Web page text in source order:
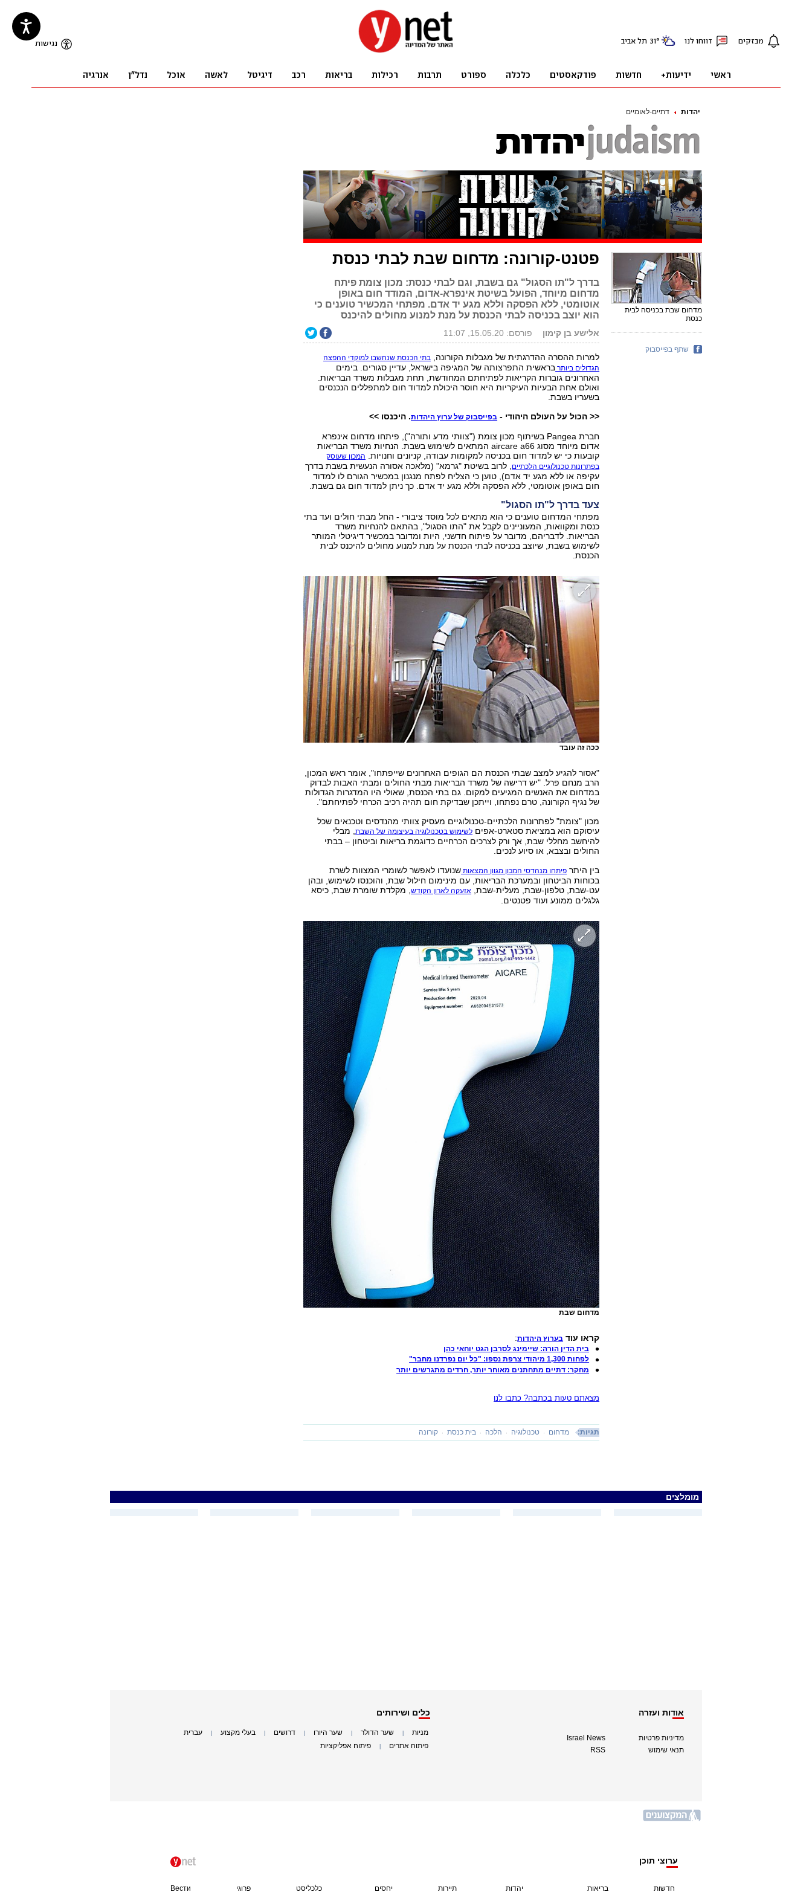
יהדות דתיים-לאומיים
פטנט-קורונה: מדחום שבת לבתי כנסת
בדרך ל"תו הסגול" גם בשבת, וגם לבתי כנסת: מכון צומת פיתח
מדחום מיוחד, הפועל בשיטת אינפרא-אדום, המודד חום באופן
אוטומטי, ללא הפסקה וללא מגע יד אדם. מפתחי המכשיר טוענים כי
הוא יוצב בכניסה לבתי הכנסת על מנת למנוע מחולים להיכנס
אלישע בן קימון פורסם: 15.05.20, 11:07
למרות ההסרה ההדרגתית של מגבלות הקורונה, בתי הכנסת שנחשבו למוקדי ההפצה
הגדולים ביותר בראשית התפרצותה של המגיפה בישראל, עדיין סגורים. בימים
האחרונים גוברות הקריאות לפתיחתם המחודשת, תחת מגבלות משרד הבריאות.
ואולם אחת הבעיות העיקריות היא חוסר היכולת למדוד חום למתפללים הנכנסים
בשעריו בשבת.
<< הכול על העולם היהודי - בפייסבוק של ערוץ היהדות. היכנסו >>
חברת Pangea בשיתוף מכון צומת ("צוותי מדע ותורה"), פיתחו מדחום אינפרא
אדום מיוחד מסוג aircare a66 המתאים לשימוש בשבת. הנחיות משרד הבריאות
קובעות כי יש למדוד חום בכניסה למקומות עבודה, קניונים וחנויות. המכון שעוסק
בפתרונות טכנולוגיים הלכתיים, לרוב בשיטת "גרמא" (מלאכה אסורה הנעשית בשבת בדרך
עקיפה או ללא מגע יד אדם), טוען כי הצליח לפתח מנגנון במכשיר הגורם לו למדוד
חום באופן אוטומטי, ללא הפסקה וללא מגע יד אדם. כך ניתן למדוד חום גם בשבת.
צעד בדרך ל"תו הסגול"
מפתחי המדחום טוענים כי הוא מתאים לכל מוסד ציבורי - החל מבתי חולים ועד בתי
כנסת ומקוואות, המעוניינים לקבל את "התו הסגול", בהתאם להנחיות משרד
הבריאות. לדבריהם, מדובר על פיתוח חדשני, היות ומדובר במכשיר דיגיטלי המותר
לשימוש בשבת, שיוצב בכניסה לבתי הכנסת על מנת למנוע מחולים להיכנס לבית
הכנסת.
ככה זה עובד
"אסור להגיע למצב שבתי הכנסת הם הגופים האחרונים שייפתחו", אומר ראש המכון,
הרב מנחם פרל. "יש דרישה של משרד הבריאות מבתי החולים ומבתי האבות לבדוק
במדחום את האנשים המגיעים למקום. גם בתי הכנסת, שאולי היו המדגרות הגדולות
של נגיף הקורונה, טרם נפתחו, וייתכן שבדיקת חום תהיה רכיב הכרחי לפתיחתם".
מכון "צומת" לפתרונות הלכתיים-טכנולוגיים מעסיק צוותי מהנדסים וטכנאים שכל
עיסוקם הוא במציאת סטארט-אפים לשימוש בטכנולוגיה בעיצומה של השבת, מבלי
להיחשב מחללי שבת, אך ורק לצרכים הכרחיים כדוגמת בריאות וביטחון – בבתי
החולים ובצבא, או סיוע לנכים.
בין היתר פיתחו מנהדסי המכון מגוון המצאות שנועדו לאפשר לשומרי המצוות לשרת
בכוחות הביטחון ובמערכת הבריאות, עם מינימום חילול שבת, והוכנסו לשימוש, ובהן
עט-שבת, טלפון-שבת, מעלית-שבת, אזעקה לארון הקודש, מקלדת שומרת שבת, כיסא
גלגלים ממונע ועוד פטנטים.
מדחום שבת
קראו עוד בערוץ היהדות:
בית הדין הורה: שיימינג לסרבן הגט יוחאי כהן
לפחות 1,300 מיהודי צרפת נספו: "כל יום נפרדנו מחבר"
מחקר: דתיים מתחתנים מאוחר יותר, חרדים מתגרשים יותר
מצאתם טעות בכתבה? כתבו לנו
תגיות: מדחום טכנולוגיה הלכה בית כנסת קורונה
מדחום שבת בכניסה לבית
כנסת
שתף בפייסבוק
מומלצים
אודות ועזרה
מדיניות פרטיות
תנאי שימוש
Israel News
RSS
כלים ושירותים
מניות שער הדולר שער היורו דרושים בעלי מקצוע עברית
פיתוח אתרים פיתוח אפליקציות
ערוצי תוכן
חדשות בריאות יהדות תיירות יחסים כלכליסט פרוגי Вести